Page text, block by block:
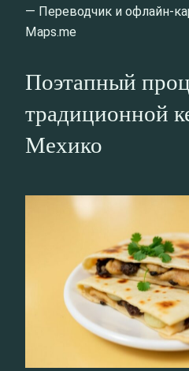
— Переводчик и офлайн-
Maps.me
Поэтапный
традиционной
Мехико